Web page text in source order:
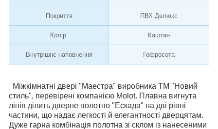
Покриття ПВХ Делюкс
Колір Каштан
Внутрішнє наповнення Гофросота
Міжкімнатні двері "Маестра" виробника ТМ "Новий
стиль", перевірені компанією Molot. Плавна вигнута
лінія ділить дверне полотно "Ескада" на дві рівні
частини, що надає легкості й елегантності дверцятам.
Дуже гарна комбінація полотна зі склом із нанесеними